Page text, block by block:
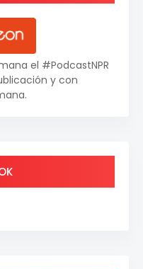
el #PodcastNPR
y con